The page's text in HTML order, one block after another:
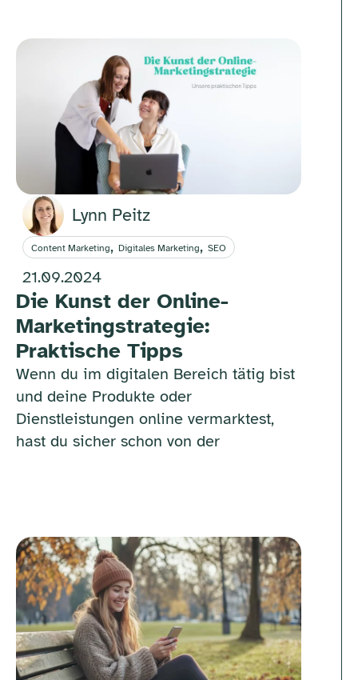
Lynn Peitz
Content Marketing, Digitales Marketing, SEO
21.09.2024
Die Kunst der Online-
Marketingstrategie:
Praktische Tipps
Wenn du im digitalen Bereich tätig bist
und deine Produkte oder
Dienstleistungen online vermarktest,
hast du sicher schon von der